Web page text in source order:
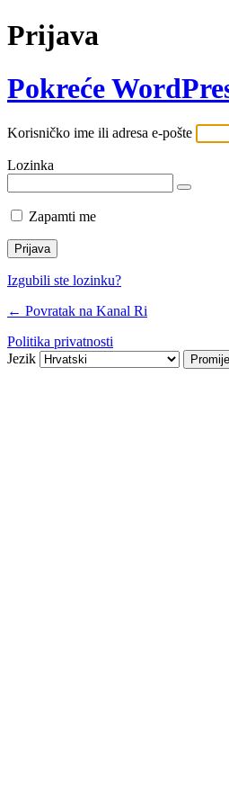
Prijava
Pokreće
Korisničko ime ili adresa e-pošte
Lozinka
Zapamti me
Izgubili ste lozinku?
← Povratak na Kanal Ri
Politika privatnosti
Jezik